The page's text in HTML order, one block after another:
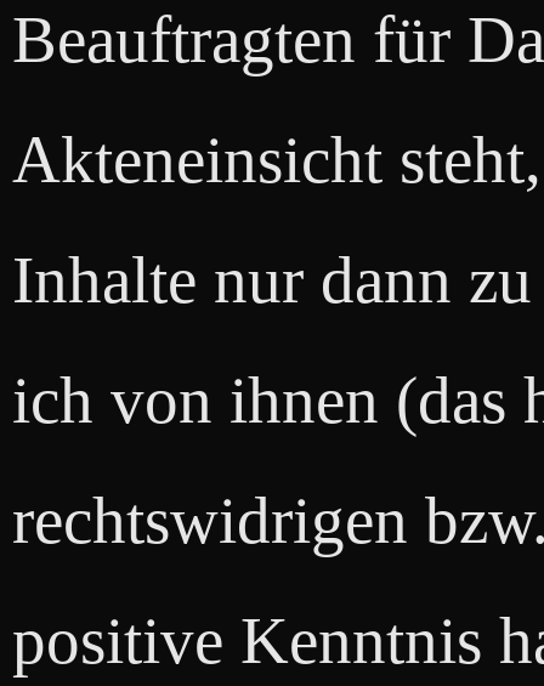
Beauftragten für
Akteneinsicht
Inhalte nur dann
ich von ihnen (das
rechtswidrigen
positive Kenntnis